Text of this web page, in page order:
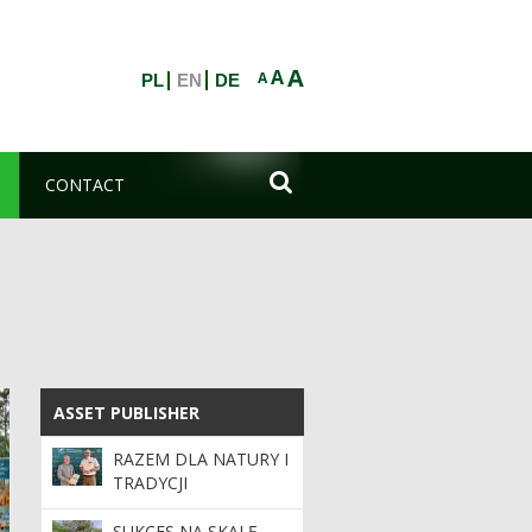
AAA
PL EN DE
CONTACT 
ASSET PUBLISHER
ASSET PUBLISHER
RAZEM DLA NATURY I
TRADYCJI